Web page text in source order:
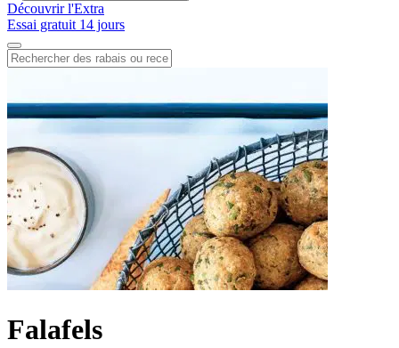
Découvrir l'Extra
Essai gratuit 14 jours
Falafels